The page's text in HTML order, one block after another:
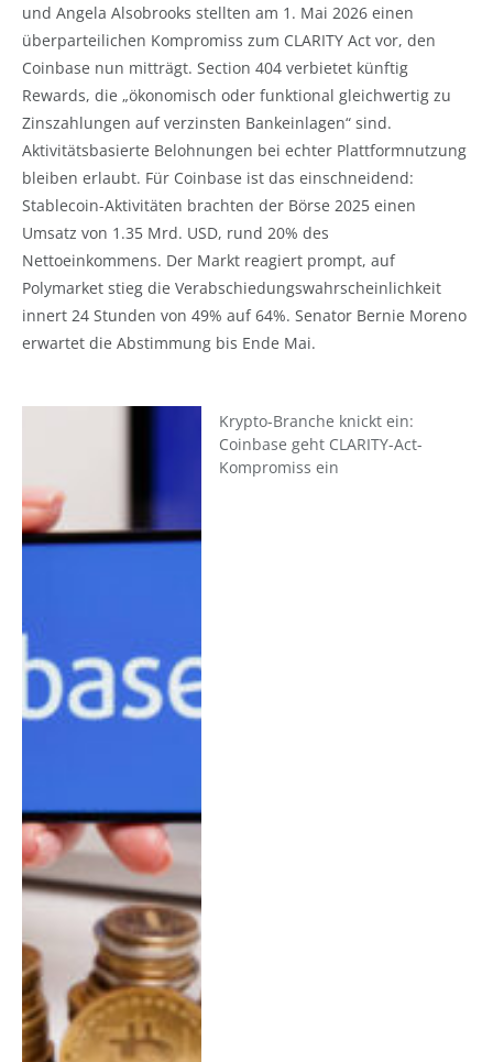
und Angela Alsobrooks stellten am 1. Mai 2026 einen
überparteilichen Kompromiss zum CLARITY Act vor, den
Coinbase nun mitträgt. Section 404 verbietet künftig
Rewards, die „ökonomisch oder funktional gleichwertig zu
Zinszahlungen auf verzinsten Bankeinlagen“ sind.
Aktivitätsbasierte Belohnungen bei echter Plattformnutzung
bleiben erlaubt. Für Coinbase ist das einschneidend:
Stablecoin-Aktivitäten brachten der Börse 2025 einen
Umsatz von 1.35 Mrd. USD, rund 20% des
Nettoeinkommens. Der Markt reagiert prompt, auf
Polymarket stieg die Verabschiedungswahrscheinlichkeit
innert 24 Stunden von 49% auf 64%. Senator Bernie Moreno
erwartet die Abstimmung bis Ende Mai.
Krypto-Branche knickt ein:
Coinbase geht CLARITY-Act-
Kompromiss ein